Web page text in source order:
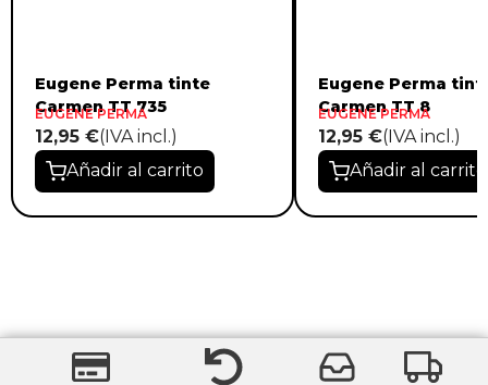
Eugene Perma tinte
Carmen TT 735
EUGENE PERMA
12,95 €(IVA incl.)
Añadir al carrito
Eugene Perma
Carmen TT 8
EUGENE PERMA
12,95 €(IVA incl.)
Añadir al carrito